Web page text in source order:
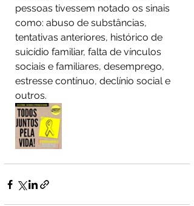
pessoas tivessem notado os sinais
como: abuso de substâncias,
tentativas anteriores, histórico de
suicídio familiar, falta de vínculos
sociais e familiares, desemprego,
estresse contínuo, declínio social e
outros.